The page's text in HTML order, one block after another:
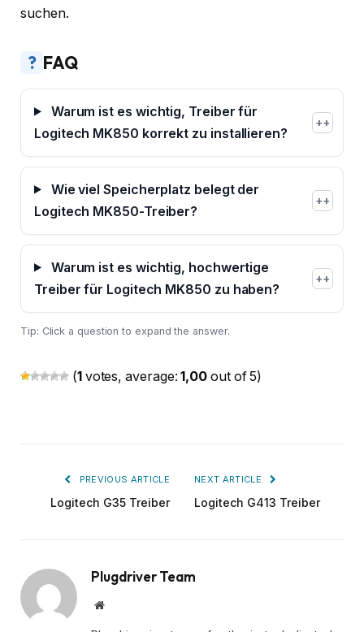
suchen.
? FAQ
Warum ist es wichtig, Treiber für
Logitech MK850 korrekt zu installieren?
+
Wie viel Speicherplatz belegt der
Logitech MK850-Treiber?
+
Warum ist es wichtig, hochwertige
Treiber für Logitech MK850 zu haben?
+
Tip: Click a question to expand the answer.
(1votes, average:1,00 out of 5)
PREVIOUS ARTICLE
Logitech G35 Treiber
NEXT ARTICLE
Logitech G413 Treiber
Plugdriver Team
Website